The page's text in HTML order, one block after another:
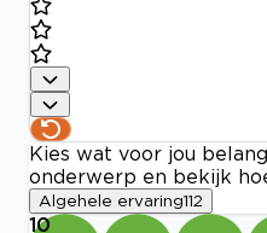
Kies wat voor jou
onderwerp en bekijk
Algehele ervaring112
10